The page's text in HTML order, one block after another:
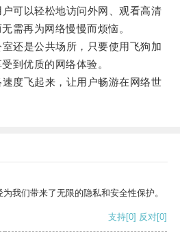
以轻松地访问外网、观看高清
需再为网络慢慢而烦恼。
是公共场所，只要使用飞狗加
到优质的网络体验。
飞起来，让用户畅游在网络世
我们带来了无限的隐私和安全性保护。
支持[0] 反对[0]